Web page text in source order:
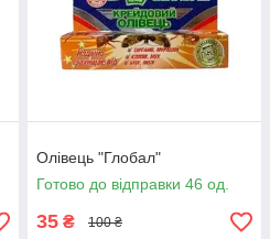
Олівець "Глобал"
Готово до відправки 46 од.
35 ₴ 100 ₴